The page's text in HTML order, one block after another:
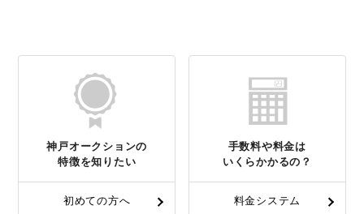
神戸オークションの
特徴を知りたい
初めての方へ
手数料や料金は
いくらかかるの？
料金システム